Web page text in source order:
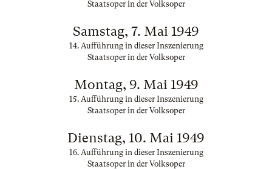
Staatsoper in der Volksoper
Samstag, 7. Mai 1949
14. Aufführung in dieser Inszenierung
Staatsoper in der Volksoper
Montag, 9. Mai 1949
15. Aufführung in dieser Inszenierung
Staatsoper in der Volksoper
Dienstag, 10. Mai 1949
16. Aufführung in dieser Inszenierung
Staatsoper in der Volksoper